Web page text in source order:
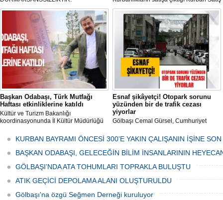
ve Kesim Merkezi, haşere ve
mikropların önüne geçilmesi amacıyla
her gün Gölbaşı Belediyesi ekipleri
tarafından düzenli olarak ilaçlanıyor.
Başkan Odabaşı, Türk Mutfağı
Haftası etkinliklerine katıldı
Kültür ve Turizm Bakanlığı
koordinasyonunda İl Kültür Müdürlüğü
Haftası" etkinlikleri Ankara'da devam
ediyor.
Esnaf şikâyetçi! Otopark sorunu
yüzünden bir de trafik cezası
yiyorlar
Gölbaşı Cemal Gürsel, Cumhuriyet
bulunan esnaf ve alışverişe gelen
vatandaşlar park cezaları yüzünden
canından bezdi.
KURBAN BAYRAMI ÖNCESİ 300'E YAKIN ÇALIŞANIN İŞİNE
BAŞKAN ODABAŞI, GELECEĞİN BİLİM İNSANLARININ
GÖLBAŞI’NDA ATA TOHUMLARI TOPRAKLA BULUŞTU
ATIK GEÇİCİ DEPOLAMA ALANI OLUŞTURULDU
Gölbaşı'na özgü Seğmen Derneği kuruluyor